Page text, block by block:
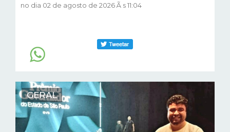
no dia 02 de agosto de 2026 Ã s 11:04
GERAL